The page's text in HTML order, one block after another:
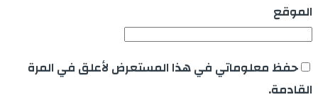
الموقع
حفظ معلوماتي في هذا المستعرض لأعلق في المرة
القادمة.